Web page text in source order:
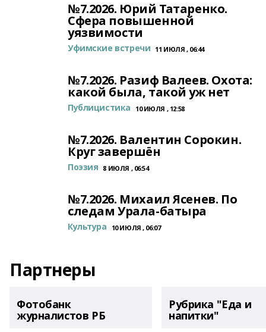
№7.2026. Юрий Татаренко.
Сфера повышенной
уязвимости
Уфимские встречи 11 ИЮЛЯ , 06:44
№7.2026. Разиф Валеев. Охота:
какой была, такой уж нет
Публицистика 10 ИЮЛЯ , 12:58
№7.2026. Валентин Сорокин.
Круг завершён
Поэзия 8 ИЮЛЯ , 06:54
№7.2026. Михаил Ясенев. По
следам Урала-батыра
Культура 10 ИЮЛЯ , 06:07
Партнеры
Фотобанк
журналистов РБ
Рубрика "Еда и
напитки"